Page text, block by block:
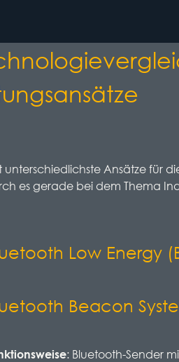
unterschiedlichste Ansätze für
es gerade bei dem Thema
Low Energy
Beacon
: Bluetooth-Sender